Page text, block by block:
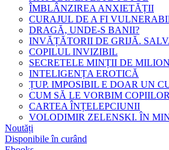
ÎMBLÂNZIREA ANXIETĂȚII
CURAJUL DE A FI
DRAGĂ, UNDE-S BANII?
INVĂȚĂTORII DE GRIJĂ.
COPILUL INVIZIBIL
SECRETELE MINȚII DE
INTELIGENȚA EROTICĂ
ȚUP. IMPOSIBIL E DOAR UN
CUM SĂ LE VORBIM
CARTEA ÎNȚELEPCIUNII
VOLODIMIR ZELENSKI. ÎN
Noutăți
Disponibile în curând